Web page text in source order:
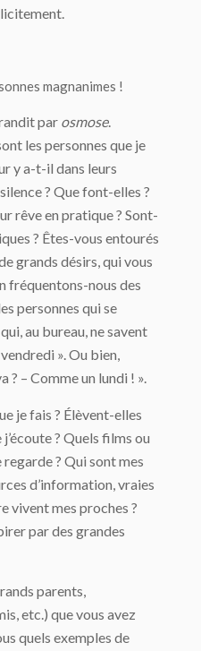
magnanimes !
par osmose.
les personnes que je
y a-t-il dans leurs
? Que font-elles ?
rêve en pratique ? Sont-
? Êtes-vous entourés
grands désirs, qui vous
fréquentons-nous des
personnes qui se
au bureau, ne savent
». Ou bien,
? – Comme un lundi ! ».
je fais ? Élèvent-elles
? Quels films ou
? Qui sont mes
d’information, vraies
vivent mes proches ?
par des grandes
parents,
etc.) que vous avez
quels exemples de